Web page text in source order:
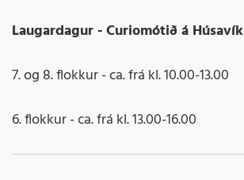
Laugardagur - Curiomótið á Húsavík
7. og 8. flokkur - ca. frá kl. 10.00-13.00
6. flokkur - ca. frá kl. 13.00-16.00